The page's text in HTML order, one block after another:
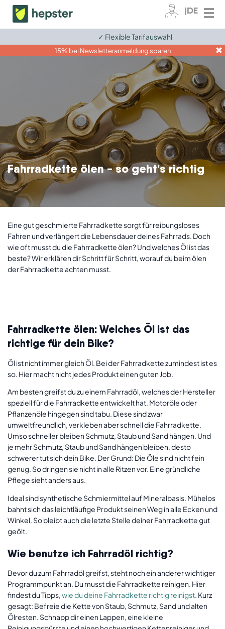
|DE
Zum Kundenkonto
Tiere
Grundversicherungen
Ratgeber
Für Unternehmen
Kontakt
Schaden melden
Hilfe & FAQ
Impressum
Jobs
✓ Flexible Tarifauswahl
15% bei Newsletteranmeldung sparen
Fahrradkette ölen - so geht's richtig
Eine gut geschmierte Fahrradkette sorgt für reibungsloses
Fahren und verlängert die Lebensdauer deines Fahrrads. Doch
wie oft musst du die Fahrradkette ölen? Und welches Öl ist das
beste? Wir erklären dir Schritt für Schritt, worauf du beim ölen
der Fahrradkette achten musst.
Fahrradkette ölen: Welches Öl ist das
richtige für dein Bike?
Öl ist nicht immer gleich Öl. Bei der Fahrradkette zumindest ist es
so. Hier macht nicht jedes Produkt einen guten Job.
Am besten greifst du zu einem Fahrradöl, welches der Hersteller
speziell für die Fahrradkette entwickelt hat. Motoröle oder
Pflanzenöle hingegen sind tabu. Diese sind zwar
umweltfreundlich, verkleben aber schnell die Fahrradkette.
Umso schneller bleiben Schmutz, Staub und Sand hängen. Und
je mehr Schmutz, Staub und Sand hängen bleiben, desto
schwerer tut sich dein Bike. Der Grund: Die Öle sind nicht fein
genug. So dringen sie nicht in alle Ritzen vor. Eine gründliche
Pflege sieht anders aus.
Ideal sind synthetische Schmiermittel auf Mineralbasis. Mühelos
bahnt sich das leichtläufige Produkt seinen Weg in alle Ecken und
Winkel. So bleibt auch die letzte Stelle deiner Fahrradkette gut
geölt.
Wie benutze ich Fahrradöl richtig?
Bevor du zum Fahrradöl greifst, steht noch ein anderer wichtiger
Programmpunkt an. Du musst die Fahrradkette reinigen. Hier
findest du Tipps,wie du deine Fahrradkette richtig reinigst. Kurz
gesagt: Befreie die Kette von Staub, Schmutz, Sand und alten
Ölresten. Schnapp dir einen Lappen, eine kleine